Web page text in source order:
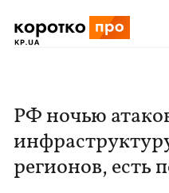
РФ ночью
регионов, есть